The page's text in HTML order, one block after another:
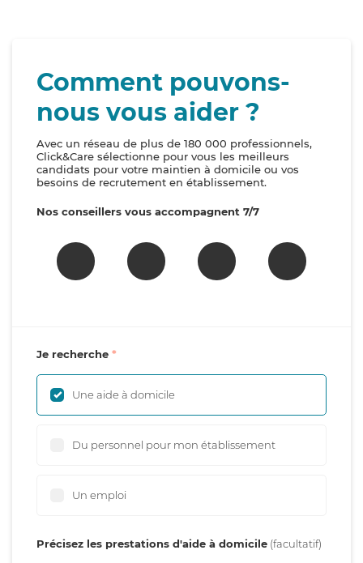
Comment pouvons-
nous vous aider ?
Avec un réseau de plus de 180 000 professionnels,
Click&Care sélectionne pour vous les meilleurs
candidats pour votre maintien à domicile ou vos
besoins de recrutement en établissement.
Nos conseillers vous accompagnent 7/7
Je recherche
Une aide à domicile
Du personnel pour mon établissement
Un emploi
Précisez les prestations d'aide à domicile